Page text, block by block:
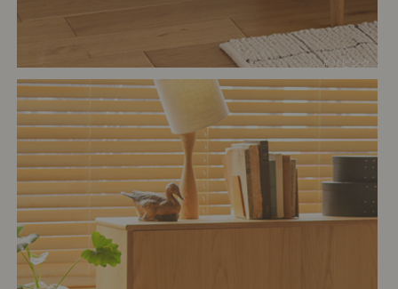
# リビング